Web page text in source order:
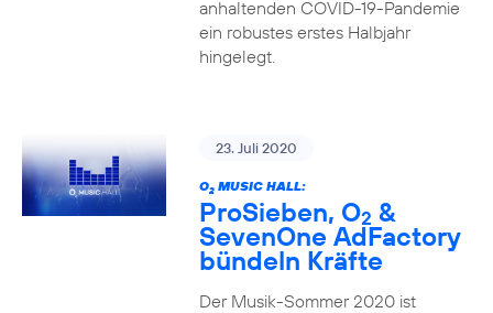
anhaltenden COVID-19-Pandemie
ein robustes erstes Halbjahr
hingelegt.
23. Juli 2020
O2MUSIC HALL:
ProSieben, O2 &
SevenOne AdFactory
bündeln Kräfte
Der Musik-Sommer 2020 ist